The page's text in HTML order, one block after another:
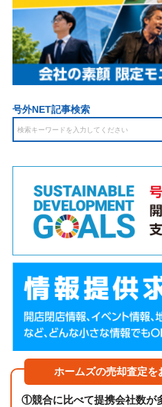
号外NET記事検索
ホームズの売却査定を
①競合に比べて提携会社数が